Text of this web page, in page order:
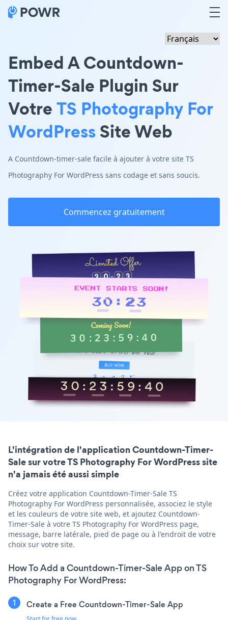
Embed A Countdown-
Timer-Sale Plugin Sur
VotreTS Photography For
WordPressSite Web
A Countdown-timer-sale facile à ajouter à votre site TS
Photography For WordPress sans codage et sans soucis.
Commencez gratuitement
L'intégration de l'application Countdown-Timer-
Sale sur votre TS Photography For WordPress site
n'a jamais été aussi simple
Créez votre application Countdown-Timer-Sale TS
Photography For WordPress personnalisée, associez le style
et les couleurs de votre site web, et ajoutez Countdown-
Timer-Sale à votre TS Photography For WordPress page,
message, barre latérale, pied de page ou à l'endroit de votre
choix sur votre site.
How To Add a Countdown-Timer-Sale App on TS
Photography For WordPress:
Create a Free Countdown-Timer-Sale App